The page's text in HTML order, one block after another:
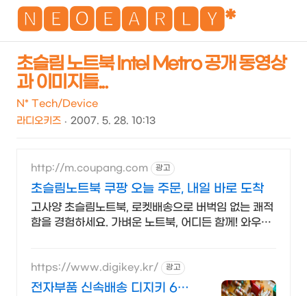
🅽🅴🅾🅴🅰🆁🅻🆈*
초슬림 노트북 Intel Metro 공개 동영상
과 이미지들...
N* Tech/Device
라디오키즈
2007. 5. 28. 10:13
http://m.coupang.com 광고
초슬림노트북 쿠팡 오늘 주문, 내일 바로 도착
고사양 초슬림노트북, 로켓배송으로 버벅임 없는 쾌적
함을 경험하세요. 가벼운 노트북, 어디든 함께! 와우회
https://www.digikey.kr/ 광고
전자부품 신속배송 디지키 6만